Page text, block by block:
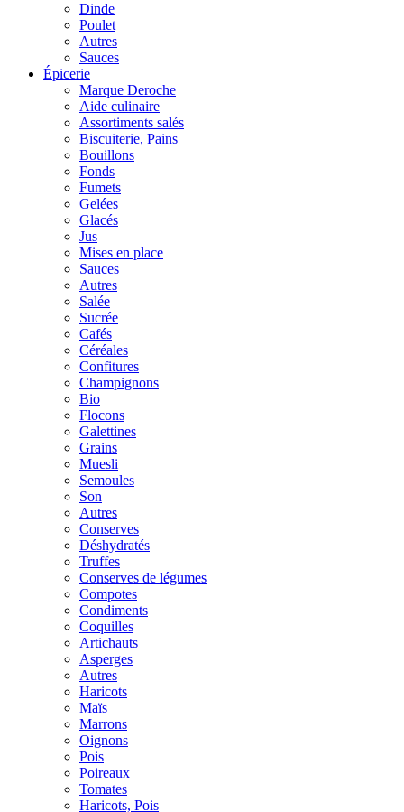
Dinde
Poulet
Autres
Sauces
Épicerie
Marque Deroche
Aide culinaire
Assortiments salés
Biscuiterie, Pains
Bouillons
Fonds
Fumets
Gelées
Glacés
Jus
Mises en place
Sauces
Autres
Salée
Sucrée
Cafés
Céréales
Confitures
Champignons
Bio
Flocons
Galettines
Grains
Muesli
Semoules
Son
Autres
Conserves
Déshydratés
Truffes
Conserves de légumes
Compotes
Condiments
Coquilles
Artichauts
Asperges
Autres
Haricots
Maïs
Marrons
Oignons
Pois
Poireaux
Tomates
Haricots, Pois